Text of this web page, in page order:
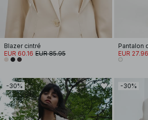
Blazer cintré
EUR 60.16 EUR 85.95
Pantalon
EUR 27.96
-30% -30%